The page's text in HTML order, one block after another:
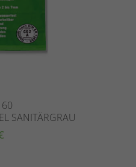
SANITÄRGRAU